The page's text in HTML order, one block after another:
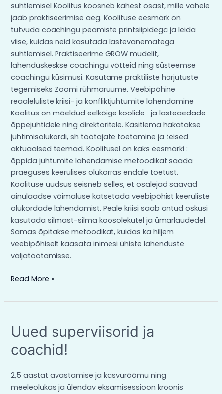
suhtlemisel Koolitus koosneb kahest osast, mille vahele
jääb praktiseerimise aeg. Koolituse eesmärk on
tutvuda coachingu peamiste printsiipidega ja leida
viise, kuidas neid kasutada lastevanematega
suhtlemisel. Praktiseerime GROW mudelit,
lahenduskeskse coachingu võtteid ning süsteemse
coachingu küsimusi. Kasutame praktiliste harjutuste
tegemiseks Zoomi rühmaruume. Veebipõhine
reaaleluliste kriisi- ja konfliktjuhtumite lahendamine
Koolitus on mõeldud eelkõige koolide- ja lasteaedade
õppejuhtidele ning direktoritele. Käsitlema hakatakse
juhtimisolukordi, sh töötajate toetamine ja teised
aktuaalsed teemad. Koolitusel on kaks eesmärki :
õppida juhtumite lahendamise metoodikat saada
praeguses keerulises olukorras endale toetust.
Koolituse uudsus seisneb selles, et osalejad saavad
ainulaadse võimaluse katsetada veebipõhist keeruliste
olukordade lahendamist. Peale kriisi saab antud oskusi
kasutada silmast-silma koosolekutel ja ümarlaudedel.
Samas õpitakse metoodikat, kuidas ka hiljem
veebipõhiselt kaasata inimesi ühiste lahenduste
väljatöötamisse.
Read More »
Uued superviisorid ja
coachid!
2,5 aastat avastamise ja kasvurõõmu ning
meeleolukas ja ülendav eksamisessioon kroonis
Uued
superviisorid
ja